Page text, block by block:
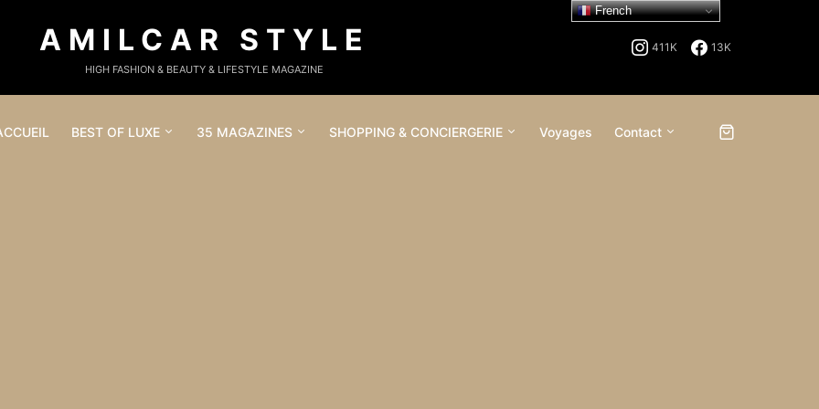
AMILCAR STYLE
HIGH FASHION & BEAUTY & LIFESTYLE MAGAZINE
411K 13K
BEST OF LUXE 35 MAGAZINES SHOPPING & CONCIERGERIE Voyages Contact
French